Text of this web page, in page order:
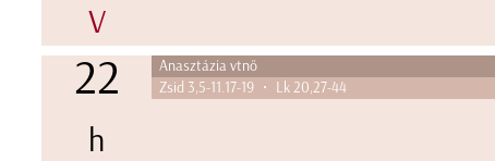
V
22
h
Anasztázia vtnő
Zsid 3,5-11.17-19 • Lk 20,27-44